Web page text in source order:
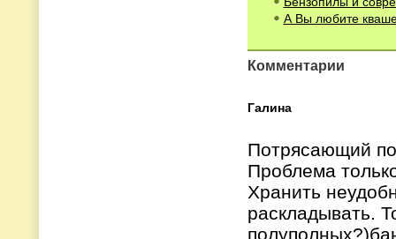
А Вы любите
Комментарии
Галина
Потрясающий по
Проблема
Хранить
раскладывать.